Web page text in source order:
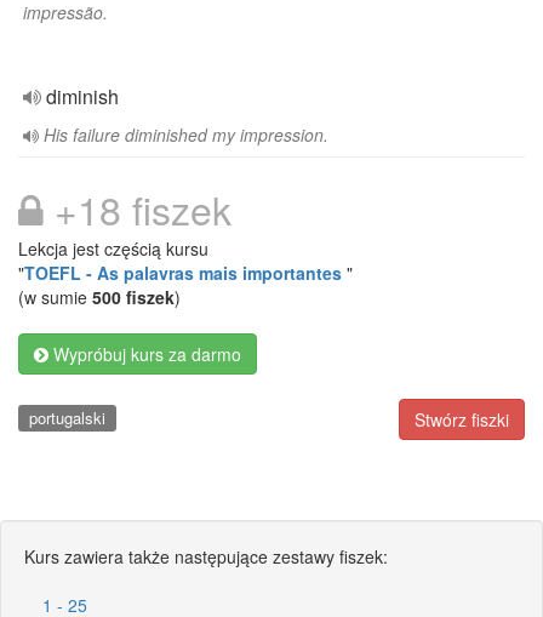
impressão.
diminish
His failure diminished my impression.
+18 fiszek
Lekcja jest częścią kursu
"TOEFL - As palavras mais importantes "
(w sumie 500 fiszek)
Wypróbuj kurs za darmo
Stwórz fiszki
portugalski
Kurs zawiera także następujące zestawy fiszek:
1 - 25